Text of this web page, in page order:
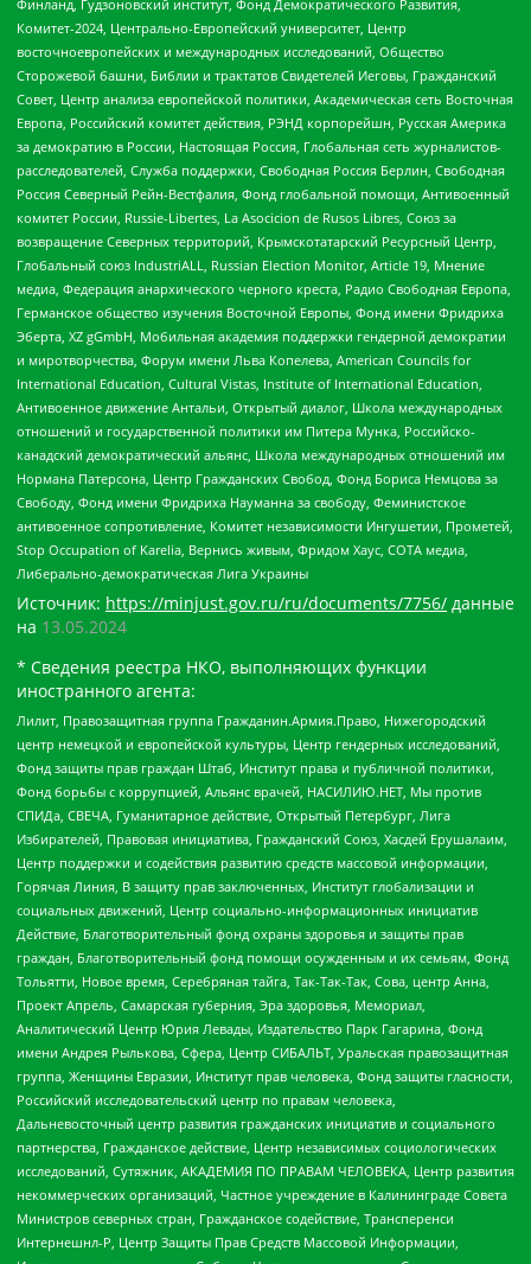
Финланд, Гудзоновский институт, Фонд Демократического Развития,
Комитет-2024, Центрально-Европейский университет, Центр
восточноевропейских и международных исследований, Общество
Сторожевой башни, Библии и трактатов Свидетелей Иеговы, Гражданский
Совет, Центр анализа европейской политики, Академическая сеть Восточная
Европа, Российский комитет действия, РЭНД корпорейшн, Русская Америка
за демократию в России, Настоящая Россия, Глобальная сеть журналистов-
расследователей, Служба поддержки, Свободная Россия Берлин, Свободная
Россия Северный Рейн-Вестфалия, Фонд глобальной помощи, Антивоенный
комитет России, Russie-Libertes, La Asocicion de Rusos Libres, Союз за
возвращение Северных территорий, Крымскотатарский Ресурсный Центр,
Глобальный союз IndustriALL, Russian Election Monitor, Article 19, Мнение
медиа, Федерация анархического черного креста, Радио Свободная Европа,
Германское общество изучения Восточной Европы, Фонд имени Фридриха
Эберта, XZ gGmbH, Мобильная академия поддержки гендерной демократии
и миротворчества, Форум имени Льва Копелева, American Councils for
International Education, Cultural Vistas, Institute of International Education,
Антивоенное движение Антальи, Открытый диалог, Школа международных
отношений и государственной политики им Питера Мунка, Российско-
канадский демократический альянс, Школа международных отношений им
Нормана Патерсона, Центр Гражданских Свобод, Фонд Бориса Немцова за
Свободу, Фонд имени Фридриха Науманна за свободу, Феминистское
антивоенное сопротивление, Комитет независимости Ингушетии, Прометей,
Stop Occupation of Karelia, Вернись живым, Фридом Хаус, СОТА медиа,
Либерально-демократическая Лига Украины
Источник: https://minjust.gov.ru/ru/documents/7756/ данные
на 13.05.2024
* Сведения реестра НКО, выполняющих функции
иностранного агента:
Лилит, Правозащитная группа Гражданин.Армия.Право, Нижегородский
центр немецкой и европейской культуры, Центр гендерных исследований,
Фонд защиты прав граждан Штаб, Институт права и публичной политики,
Фонд борьбы с коррупцией, Альянс врачей, НАСИЛИЮ.НЕТ, Мы против
СПИДа, СВЕЧА, Гуманитарное действие, Открытый Петербург, Лига
Избирателей, Правовая инициатива, Гражданский Союз, Хасдей Ерушалаим,
Центр поддержки и содействия развитию средств массовой информации,
Горячая Линия, В защиту прав заключенных, Институт глобализации и
социальных движений, Центр социально-информационных инициатив
Действие, Благотворительный фонд охраны здоровья и защиты прав
граждан, Благотворительный фонд помощи осужденным и их семьям, Фонд
Тольятти, Новое время, Серебряная тайга, Так-Так-Так, Сова, центр Анна,
Проект Апрель, Самарская губерния, Эра здоровья, Мемориал,
Аналитический Центр Юрия Левады, Издательство Парк Гагарина, Фонд
имени Андрея Рылькова, Сфера, Центр СИБАЛЬТ, Уральская правозащитная
группа, Женщины Евразии, Институт прав человека, Фонд защиты гласности,
Российский исследовательский центр по правам человека,
Дальневосточный центр развития гражданских инициатив и социального
партнерства, Гражданское действие, Центр независимых социологических
исследований, Сутяжник, АКАДЕМИЯ ПО ПРАВАМ ЧЕЛОВЕКА, Центр развития
некоммерческих организаций, Частное учреждение в Калининграде Совета
Министров северных стран, Гражданское содействие, Трансперенси
Интернешнл-Р, Центр Защиты Прав Средств Массовой Информации,